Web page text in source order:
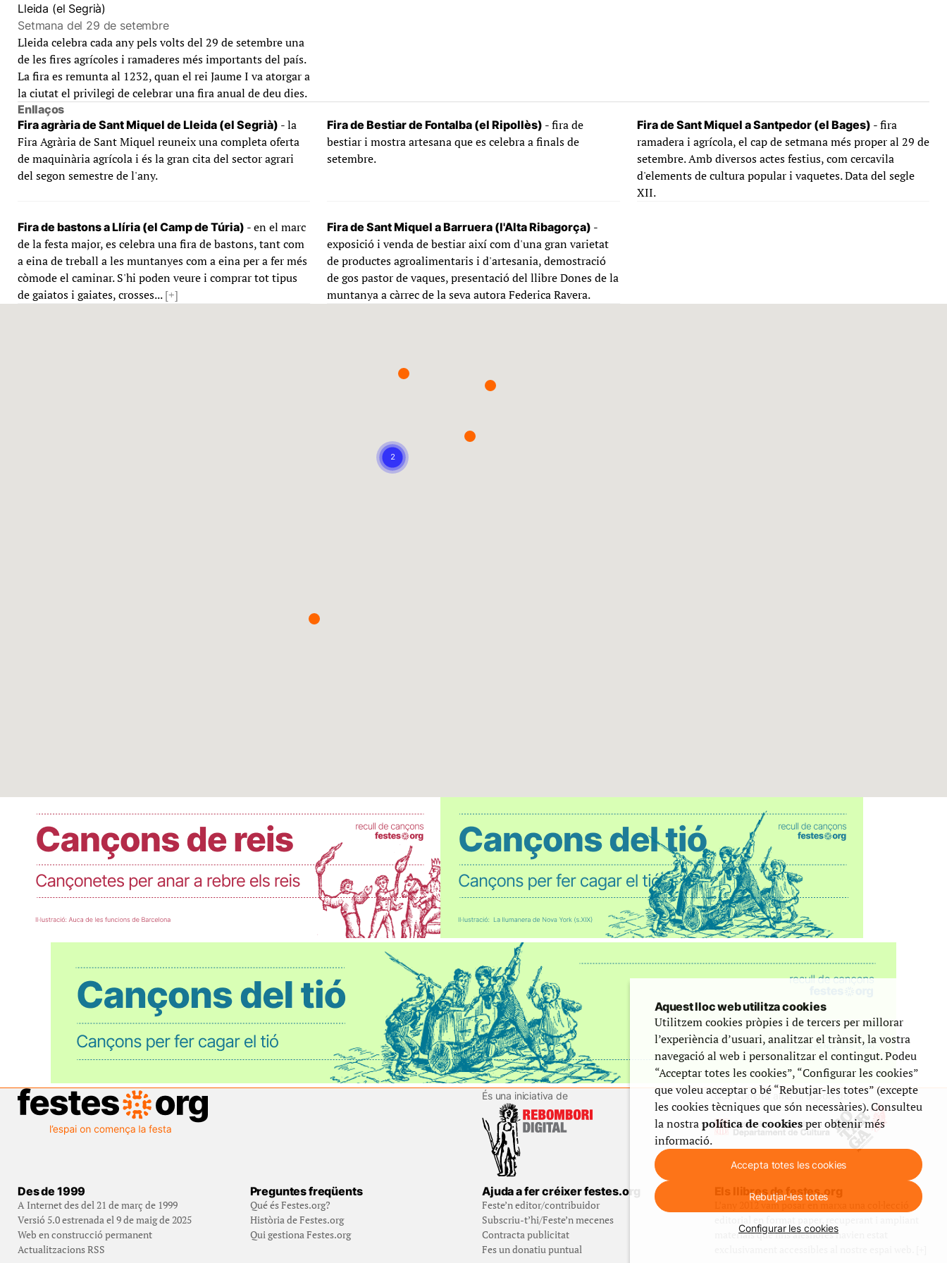
Lleida (el Segrià)
Setmana del 29 de setembre
Lleida celebra cada any pels volts del 29 de setembre una
de les fires agrícoles i ramaderes més importants del país.
La fira es remunta al 1232, quan el rei Jaume I va atorgar a
la ciutat el privilegi de celebrar una fira anual de deu dies.
Enllaços
Fira agrària de Sant Miquel de Lleida (el Segrià) - la
Fira Agrària de Sant Miquel reuneix una completa oferta
de maquinària agrícola i és la gran cita del sector agrari
del segon semestre de l'any.
Fira de Bestiar de Fontalba (el Ripollès) - fira de
bestiar i mostra artesana que es celebra a finals de
setembre.
Fira de Sant Miquel a Santpedor (el Bages) - fira
ramadera i agrícola, el cap de setmana més proper al 29 de
setembre. Amb diversos actes festius, com cercavila
d'elements de cultura popular i vaquetes. Data del segle
XII.
Fira de bastons a Llíria (el Camp de Túria) - en el marc
de la festa major, es celebra una fira de bastons, tant com
a eina de treball a les muntanyes com a eina per a fer més
còmode el caminar. S'hi poden veure i comprar tot tipus
de gaiatos i gaiates, crosses...[+]
Fira de Sant Miquel a Barruera (l'Alta Ribagorça) -
exposició i venda de bestiar així com d'una gran varietat
de productes agroalimentaris i d'artesania, demostració
de gos pastor de vaques, presentació del llibre Dones de la
muntanya a càrrec de la seva autora Federica Ravera.
És una iniciativa de Que compta amb el suport de
Des de 1999
A Internet des del 21 de març de 1999
Versió 5.0 estrenada el 9 de maig de 2025
Web en construcció permanent
Actualitzacions RSS
Preguntes freqüents
Qué és Festes.org?
Història de Festes.org
Qui gestiona Festes.org
Ajuda a fer créixer festes.org
Feste’n editor/contribuidor
Subscriu-t’hi/Feste’n mecenes
Contracta publicitat
Fes un donatiu puntual
Els llibres de festes.org
L’any 2012 vam posar en marxa una col·lecció
materials que fins aleshores havien estat
Aquest lloc web utilitza cookies
Utilitzem cookies pròpies i de tercers per millorar
l’experiència d’usuari, analitzar el trànsit, la vostra
navegació al web i personalitzar el contingut. Podeu
“Acceptar totes les cookies”, “Configurar les cookies”
que voleu acceptar o bé “Rebutjar-les totes” (excepte
les cookies tècniques que són necessàries). Consulteu
la nostrapolítica de cookiesper obtenir més
informació.
Accepta totes les cookies
Rebutjar-les totes
Configurar les cookies